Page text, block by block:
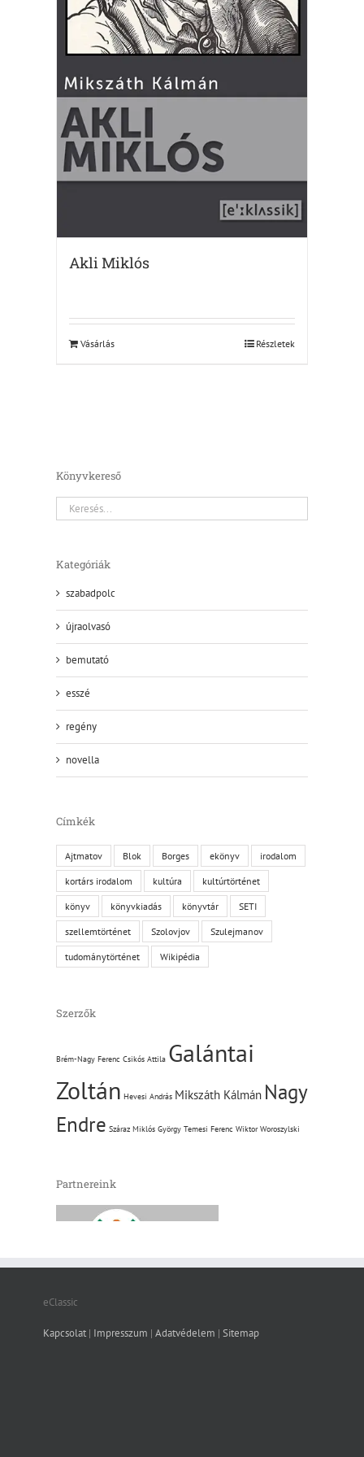
Akli Miklós
Vásárlás Részletek
Könyvkereső
Kategóriák
szabadpolc
újraolvasó
bemutató
esszé
regény
novella
Címkék
Ajtmatov Blok Borges ekönyv irodalom
kortárs irodalom kultúra kultúrtörténet
könyv könyvkiadás könyvtár SETI
szellemtörténet Szolovjov Szulejmanov
tudománytörténet Wikipédia
Szerzők
Brém-Nagy Ferenc Csikós Attila Galántai
Zoltán Hevesi András Mikszáth Kálmán Nagy
Endre Száraz Miklós György Temesi Ferenc Wiktor Woroszylski
Partnereink
eClassic
Kapcsolat| Impresszum | Adatvédelem | Sitemap